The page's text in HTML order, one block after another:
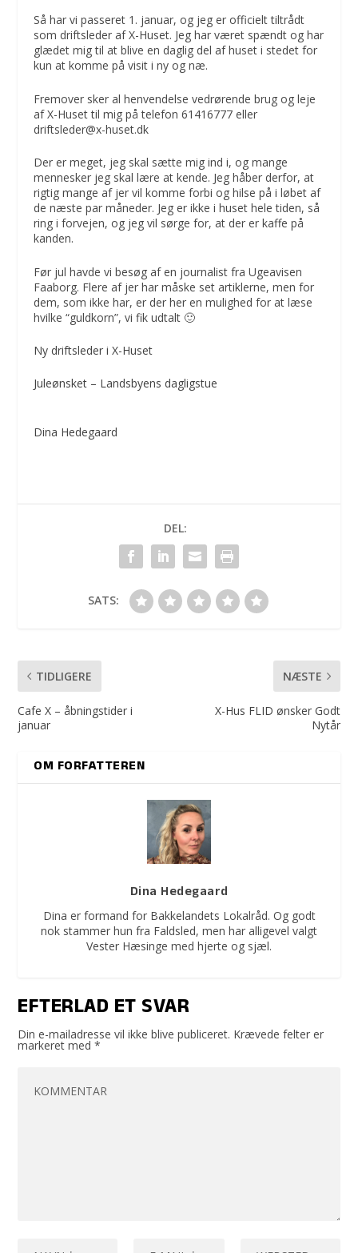
Så har vi passeret 1. januar, og jeg er officielt tiltrådt
som driftsleder af X-Huset. Jeg har været spændt og har
glædet mig til at blive en daglig del af huset i stedet for
kun at komme på visit i ny og næ.
Fremover sker al henvendelse vedrørende brug og leje
af X-Huset til mig på telefon 61416777 eller
driftsleder@x-huset.dk
Der er meget, jeg skal sætte mig ind i, og mange
mennesker jeg skal lære at kende. Jeg håber derfor, at
rigtig mange af jer vil komme forbi og hilse på i løbet af
de næste par måneder. Jeg er ikke i huset hele tiden, så
ring i forvejen, og jeg vil sørge for, at der er kaffe på
kanden.
Før jul havde vi besøg af en journalist fra Ugeavisen
Faaborg. Flere af jer har måske set artiklerne, men for
dem, som ikke har, er der her en mulighed for at læse
hvilke “guldkorn”, vi fik udtalt 🙂
Ny driftsleder i X-Huset
Juleønsket – Landsbyens dagligstue
Dina Hedegaard
DEL:
SATS:
TIDLIGERE
Cafe X – åbningstider i
januar
NÆSTE
X-Hus FLID ønsker Godt
Nytår
OM FORFATTEREN
Dina Hedegaard
Dina er formand for Bakkelandets Lokalråd. Og godt
nok stammer hun fra Faldsled, men har alligevel valgt
Vester Hæsinge med hjerte og sjæl.
EFTERLAD ET SVAR
Din e-mailadresse vil ikke blive publiceret. Krævede felter er
markeret med*